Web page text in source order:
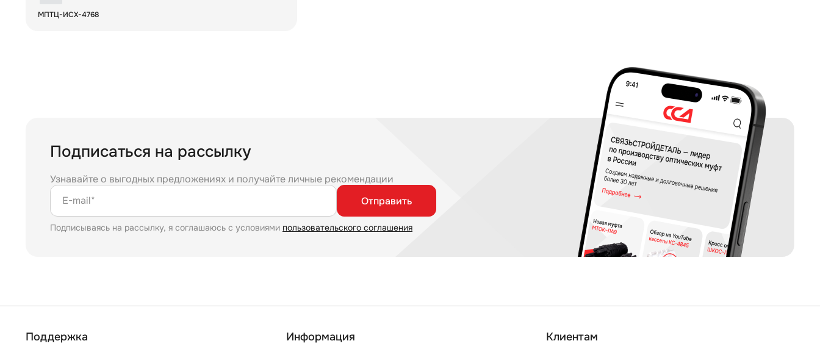
МПТЦ-ИСХ-4768
Подписаться на рассылку
Узнавайте о выгодных предложениях и получайте личные рекомендации
E-mail*
Отправить
Подписываясь на рассылку, я соглашаюсь с условиями пользовательского соглашения
Поддержка Информация Клиентам